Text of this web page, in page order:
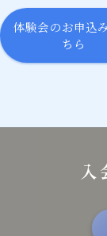
体験会のお申込
ちら
入